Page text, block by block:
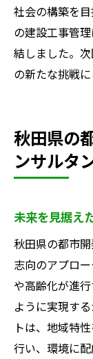
社会の構築を
の建設工事管
結しました。
の新たな挑戦に
秋田県の
ンサルタ
未来を見据え
秋田県の都市
志向のアプロ
や高齢化が進
ように実現す
トは、地域特
行い、環境に